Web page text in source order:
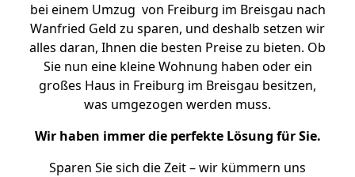
bei einem Umzug von Freiburg im Breisgau nach
Wanfried Geld zu sparen, und deshalb setzen wir
alles daran, Ihnen die besten Preise zu bieten. Ob
Sie nun eine kleine Wohnung haben oder ein
großes Haus in Freiburg im Breisgau besitzen,
was umgezogen werden muss.
Wir haben immer die perfekte Lösung für Sie.
Sparen Sie sich die Zeit – wir kümmern uns